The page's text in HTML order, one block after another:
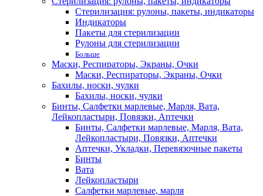
Стерилизация: рулоны, пакеты, индикаторы
Индикаторы
Пакеты для стерилизации
Рулоны для стерилизации
Больше
Маски, Респираторы, Экраны, Очки
Маски, Респираторы, Экраны, Очки
Бахилы, носки, чулки
Бахилы, носки, чулки
Бинты, Салфетки марлевые, Марля, Вата,
Лейкопластыри, Повязки, Аптечки
Бинты, Салфетки марлевые, Марля, Вата,
Лейкопластыри, Повязки, Аптечки
Аптечки, Укладки, Перевязочные пакеты
Бинты
Вата
Лейкопластыри
Салфетки марлевые, марля